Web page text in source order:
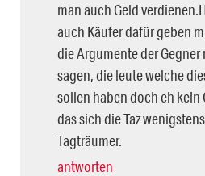
man auch Geld
auch Käufer dafür geben
die Argumente der
sagen, die leute welche
sollen haben doch eh kein
das sich die Taz
Tagträumer.
antworten